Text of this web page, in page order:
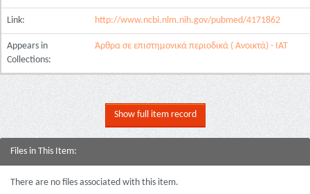
Link: http://www.ncbi.nlm.nih.gov/pubmed/4171862
Appears in
Collections:
Άρθρα σε επιστημονικά περιοδικά ( Ανοικτά) - ΙΑΤ
Show full item record
Files in This Item:
There are no files associated with this item.